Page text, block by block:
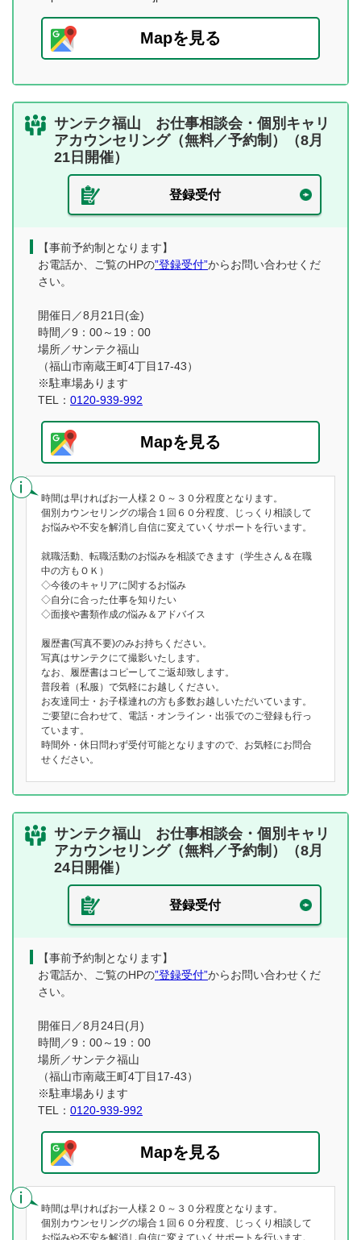
Mapを見る
サンテク福山 お仕事相談会・個別キャリ
アカウンセリング（無料／予約制）（8月
21日開催）
登録受付
【事前予約制となります】
お電話か、ご覧のHPの”登録受付”からお問い合わせくだ
さい。
開催日／8月21日(金)
時間／9：00～19：00
場所／サンテク福山
（福山市南蔵王町4丁目17-43）
※駐車場あります
TEL： 0120-939-992
Mapを見る
時間は早ければお一人様２０～３０分程度となります。
個別カウンセリングの場合１回６０分程度、じっくり相談して
お悩みや不安を解消し自信に変えていくサポートを行います。
就職活動、転職活動のお悩みを相談できます（学生さん＆在職
中の方もＯＫ）
◇今後のキャリアに関するお悩み
◇自分に合った仕事を知りたい
◇面接や書類作成の悩み＆アドバイス
履歴書(写真不要)のみお持ちください。
写真はサンテクにて撮影いたします。
なお、履歴書はコピーしてご返却致します。
普段着（私服）で気軽にお越しください。
お友達同士・お子様連れの方も多数お越しいただいています。
ご要望に合わせて、電話・オンライン・出張でのご登録も行っ
ています。
時間外・休日問わず受付可能となりますので、お気軽にお問合
せください。
サンテク福山 お仕事相談会・個別キャリ
アカウンセリング（無料／予約制）（8月
24日開催）
登録受付
【事前予約制となります】
お電話か、ご覧のHPの”登録受付”からお問い合わせくだ
さい。
開催日／8月24日(月)
時間／9：00～19：00
場所／サンテク福山
（福山市南蔵王町4丁目17-43）
※駐車場あります
TEL： 0120-939-992
Mapを見る
時間は早ければお一人様２０～３０分程度となります。
個別カウンセリングの場合１回６０分程度、じっくり相談して
お悩みや不安を解消し自信に変えていくサポートを行います。